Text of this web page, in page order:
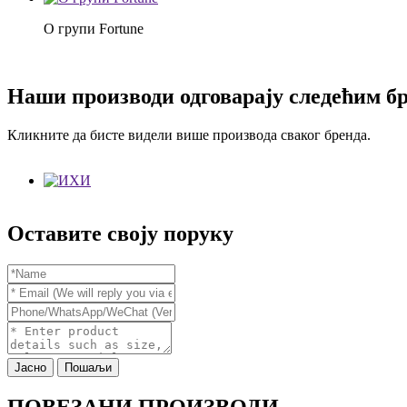
О групи Fortune
Наши производи одговарају следећим
Кликните да бисте видели више производа сваког бренда.
Оставите своју поруку
Јасно Пошаљи